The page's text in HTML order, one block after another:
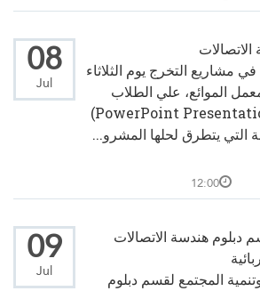
08
Jul
مشاريع التخرج يوم الثلاثاء
10/7/2018 بمعمل الموائع، علي الطلاب
اعداد عرض تقديم (PowerPoint Presentation)
يتطرق لحلها المشرو...
12:00
09
Jul
دبلوم هندسة الاتصالات
المجتمع لقسم دبلوم